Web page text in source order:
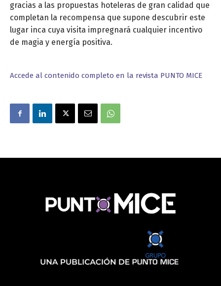
gracias a las propuestas hoteleras de gran calidad que
completan la recompensa que supone descubrir este
lugar inca cuya visita impregnará cualquier incentivo
de magia y energía positiva.
Accede al contenido completo en la revista PUNTO MICE